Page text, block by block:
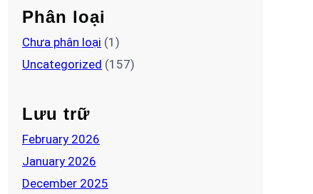
Phân loại
Chưa phân loại (1)
Uncategorized (157)
Lưu trữ
February 2026
January 2026
December 2025